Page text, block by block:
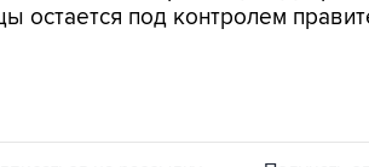
остается под контролем